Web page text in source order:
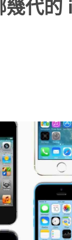
代的